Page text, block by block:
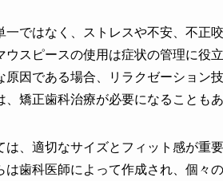
一ではなく、ストレスや不安、不
スピースの使用は症状の管理に役
因である場合、リラクゼーション
矯正歯科治療が必要になることもあ
、適切なサイズとフィット感が重
歯科医師によって作成され、個々